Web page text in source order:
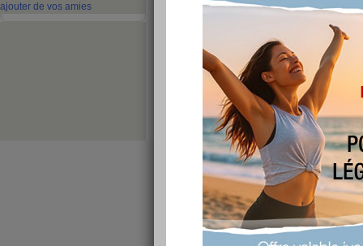
ajouter de vos amies
UNE BELLE
publié le 05/04/2008 à 22:09